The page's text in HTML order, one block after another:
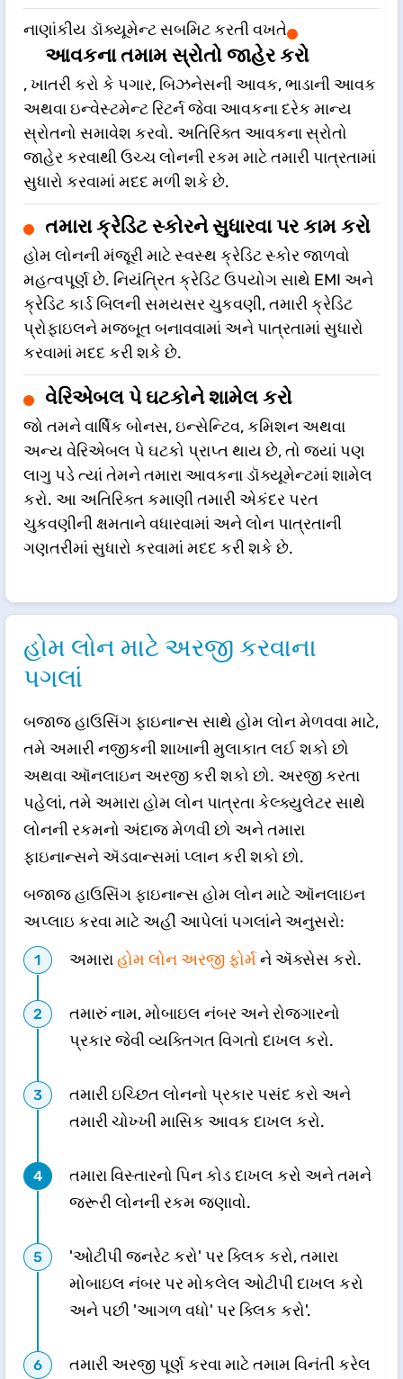
નાણાંકીય ડૉક્યૂમેન્ટ સબમિટ કરતી વખતે
આવકના તમામ સ્રોતો જાહેર કરો
, ખાતરી કરો કે પગાર, બિઝનેસની આવક, ભાડાની આવક
અથવા ઇન્વેસ્ટમેન્ટ રિટર્ન જેવા આવકના દરેક માન્ય
સ્રોતનો સમાવેશ કરવો. અતિરિક્ત આવકના સ્રોતો
જાહેર કરવાથી ઉચ્ચ લોનની રકમ માટે તમારી પાત્રતામાં
સુધારો કરવામાં મદદ મળી શકે છે.
તમારા ક્રેડિટ સ્કોરને સુધારવા પર કામ કરો
હોમ લોનની મંજૂરી માટે સ્વસ્થ ક્રેડિટ સ્કોર જાળવો
મહત્વપૂર્ણ છે. નિયંત્રિત ક્રેડિટ ઉપયોગ સાથે EMI અને
ક્રેડિટ કાર્ડ બિલની સમયસર ચુકવણી, તમારી ક્રેડિટ
પ્રોફાઇલને મજબૂત બનાવવામાં અને પાત્રતામાં સુધારો
કરવામાં મદદ કરી શકે છે.
વેરિએબલ પે ઘટકોને શામેલ કરો
જો તમને વાર્ષિક બોનસ, ઇન્સેન્ટિવ, કમિશન અથવા
અન્ય વેરિએબલ પે ઘટકો પ્રાપ્ત થાય છે, તો જ્યાં પણ
લાગુ પડે ત્યાં તેમને તમારા આવકના ડૉક્યૂમેન્ટમાં શામેલ
કરો. આ અતિરિક્ત કમાણી તમારી એકંદર પરત
ચુકવણીની ક્ષમતાને વધારવામાં અને લોન પાત્રતાની
ગણતરીમાં સુધારો કરવામાં મદદ કરી શકે છે.
હોમ લોન માટે અરજી કરવાના
પગલાં
બજાજ હાઉસિંગ ફાઇનાન્સ સાથે હોમ લોન મેળવવા માટે,
તમે અમારી નજીકની શાખાની મુલાકાત લઈ શકો છો
અથવા ઑનલાઇન અરજી કરી શકો છો. અરજી કરતા
પહેલાં, તમે અમારા હોમ લોન પાત્રતા કેલ્ક્યુલેટર સાથે
લોનની રકમનો અંદાજ મેળવી છો અને તમારા
ફાઇનાન્સને ઍડવાન્સમાં પ્લાન કરી શકો છો.
બજાજ હાઉસિંગ ફાઇનાન્સ હોમ લોન માટે ઑનલાઇન
અપ્લાઇ કરવા માટે અહીં આપેલાં પગલાંને અનુસરો:
અમારાહોમ લોન અરજી ફોર્મને ઍક્સેસ કરો.
તમારું નામ, મોબાઇલ નંબર અને રોજગારનો
પ્રકાર જેવી વ્યક્તિગત વિગતો દાખલ કરો.
તમારી ઇચ્છિત લોનનો પ્રકાર પસંદ કરો અને
તમારી ચોખ્ખી માસિક આવક દાખલ કરો.
તમારા વિસ્તારનો પિન કોડ દાખલ કરો અને તમને
જરૂરી લોનની રકમ જણાવો.
'ઓટીપી જનરેટ કરો' પર ક્લિક કરો, તમારા
મોબાઇલ નંબર પર મોકલેલ ઓટીપી દાખલ કરો
અને પછી 'આગળ વધો' પર ક્લિક કરો'.
તમારી અરજી પૂર્ણ કરવા માટે તમામ વિનંતી કરેલ